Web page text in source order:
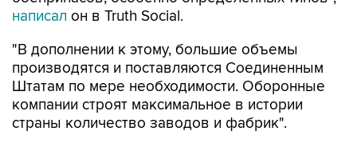
написал он в Truth Social.
"В дополнении к этому, большие объемы
производятся и поставляются Соединенным
Штатам по мере необходимости. Оборонные
компании строят максимальное в истории
страны количество заводов и фабрик".